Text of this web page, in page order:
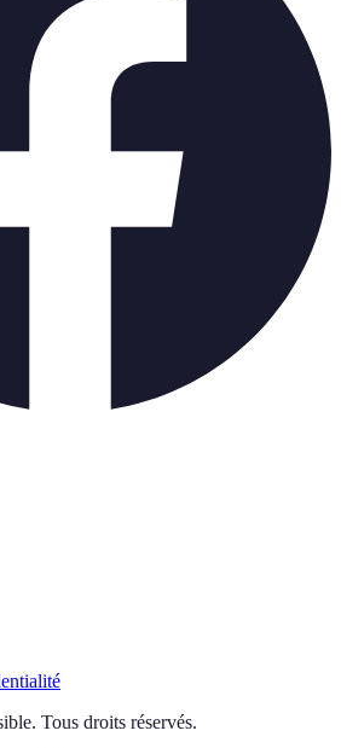
. Tous droits réservés.